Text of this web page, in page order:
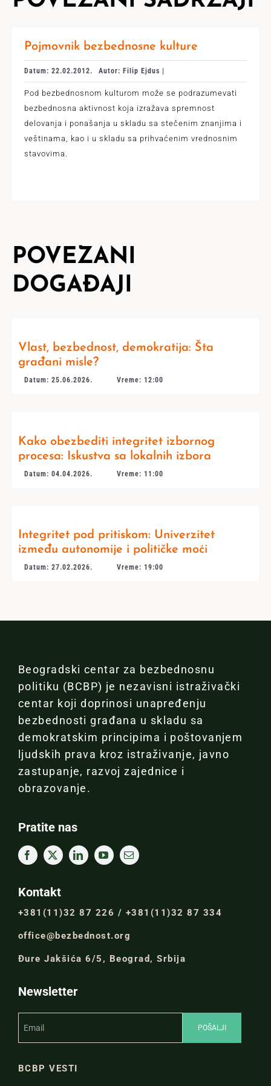
Pojmovnik bezbednosne kulture
Datum: 22.02.2012. Autor: Filip Ejdus |
Pod bezbednosnom kulturom može se podrazumevati
bezbednosna aktivnost koja izražava spremnost
delovanja i ponašanja u skladu sa stečenim znanjima i
veštinama, kao i u skladu sa prihvaćenim vrednosnim
stavovima.
POVEZANI
DOGAĐAJI
Vlast, bezbednost, demokratija: Šta
građani misle?
Datum: 25.06.2026. Vreme: 12:00
Kako obezbediti integritet izbornog
procesa: Iskustva sa lokalnih izbora
Datum: 04.04.2026. Vreme: 11:00
Integritet pod pritiskom: Univerzitet
između autonomije i političke moći
Datum: 27.02.2026. Vreme: 19:00
Beogradski centar za bezbednosnu
politiku (BCBP) je nezavisni istraživački
centar koji doprinosi unapređenju
bezbednosti građana u skladu sa
demokratskim principima i poštovanjem
ljudskih prava kroz istraživanje, javno
zastupanje, razvoj zajednice i
obrazovanje.
Pratite nas
Kontakt
+381(11)32 87 226 / +381(11)32 87 334
office@bezbednost.org
Đure Jakšića 6/5, Beograd, Srbija
Newsletter
BCBP VESTI